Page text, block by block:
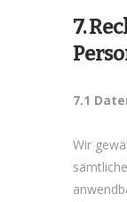
7.
7.1
Wir